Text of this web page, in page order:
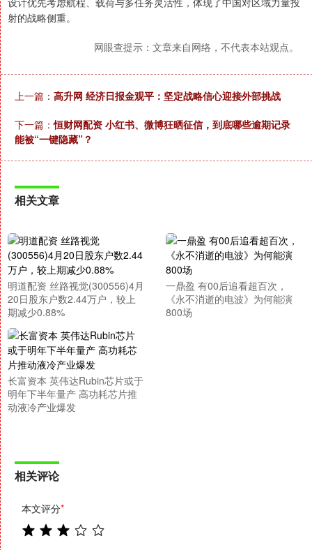
射的战略侧重。
网眼查提示：文章来自网络，不代表本站观点。
上一篇： 高升网 经济日报金观平：坚定战略信心迎接外部挑战
下一篇：恒财网配资 小红书、微博狂晒征信，到底哪些逾期记录
能被“一键隐藏”？
相关文章
明道配资 丝路视觉(300556)4月
20日股东户数2.44万户，较上
期减少0.88%
一鼎盈 有00后追看超百次，
《永不消逝的电波》为何能演
800场
长富资本 英伟达Rubin芯片或于
明年下半年量产 高功耗芯片推
动液冷产业爆发
相关评论
本文评分*